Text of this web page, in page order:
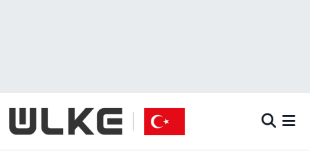
Gündem
Gündem
İstanbul Namaz Vakitleri